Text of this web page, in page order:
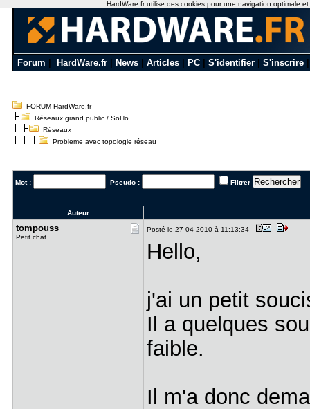
Forum HardWare.fr News Articles PC S'identifier S'inscrire
FORUM HardWare.fr
Réseaux grand public / SoHo
Réseaux
Probleme avec topologie réseau
Mot : Pseudo : Filtrer
Auteur
tompouss
Petit chat
Posté le 27-04-2010 à 11:13:34
Hello,
j'ai un petit
Il a quelques
faible.
Il m'a donc
HardWare.fr utilise des cookies pour une navigation optimale